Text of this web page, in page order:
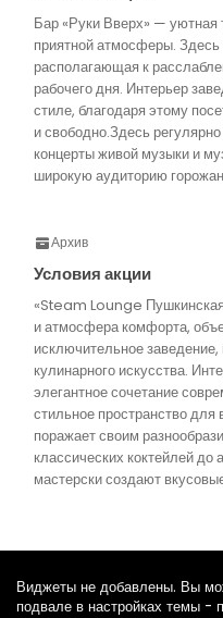
Бар «Руки Вверх» — уютная
приятной атмосферы.
располагающая к
рабочего дня. Интерьер
стиле, благодаря этому
и свободно.Здесь
концерты живой музыки и
широкую аудиторию
Архив
Условия акции
«Steam Lounge
и атмосфера комфорта,
исключительное
кулинарного искусства.
элегантное сочетание
стильное пространство
поражает своим
классических коктейлей
мастерски создают
Виджеты не добавлены. Вы
подвале в настройках темы -